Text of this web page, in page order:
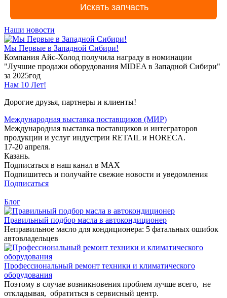
Наши новости
Мы Первые в Западной Сибири!
Компания Айс-Холод получила награду в номинации
"Лучшие продажи оборудования MIDEA в Западной Сибири"
за 2025год
Нам 10 Лет!
Дорогие друзья, партнеры и клиенты!
Международная выставка поставщиков (МИР)
Международная выставка поставщиков и интеграторов
продукции и услуг индустрии RETAIL и HORECA.
17-20 апреля.
Казань.
Подписаться в наш канал в MAX
Подпишитесь и получайте свежие новости и уведомления
Подписаться
Блог
Правильный подбор масла в автокондиционер
Неправильное масло для кондиционера: 5 фатальных ошибок
автовладельцев
Профессиональный ремонт техники и климатического
оборудования
Поэтому в случае возникновения проблем лучше всего, не
откладывая, обратиться в сервисный центр.